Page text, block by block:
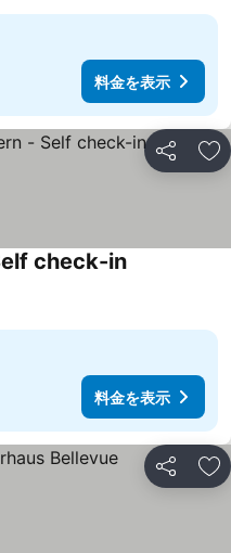
料金を表示
シェア お
表示
check-in料金を表示
料金を表示
シェア お